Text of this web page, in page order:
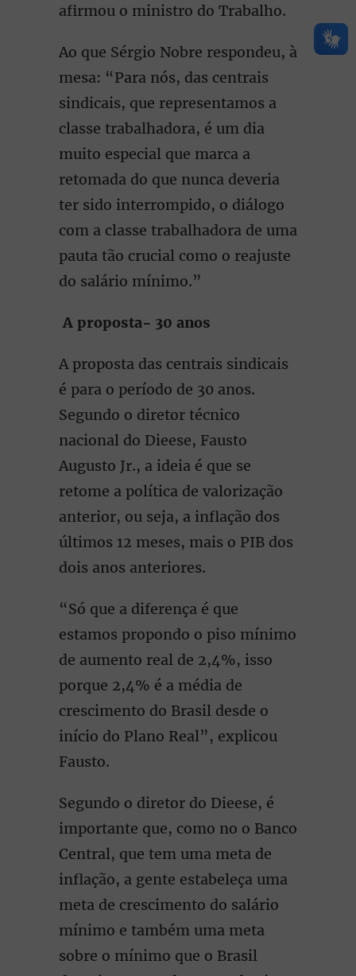
afirmou o ministro do Trabalho.
Ao que Sérgio Nobre respondeu, à
mesa: “Para nós, das centrais
sindicais, que representamos a
classe trabalhadora, é um dia
muito especial que marca a
retomada do que nunca deveria
ter sido interrompido, o diálogo
com a classe trabalhadora de uma
pauta tão crucial como o reajuste
do salário mínimo.”
A proposta- 30 anos
A proposta das centrais sindicais
é para o período de 30 anos.
Segundo o diretor técnico
nacional do Dieese, Fausto
Augusto Jr., a ideia é que se
retome a política de valorização
anterior, ou seja, a inflação dos
últimos 12 meses, mais o PIB dos
dois anos anteriores.
“Só que a diferença é que
estamos propondo o piso mínimo
de aumento real de 2,4%, isso
porque 2,4% é a média de
crescimento do Brasil desde o
início do Plano Real”, explicou
Fausto.
Segundo o diretor do Dieese, é
importante que, como no o Banco
Central, que tem uma meta de
inflação, a gente estabeleça uma
meta de crescimento do salário
mínimo e também uma meta
sobre o mínimo que o Brasil